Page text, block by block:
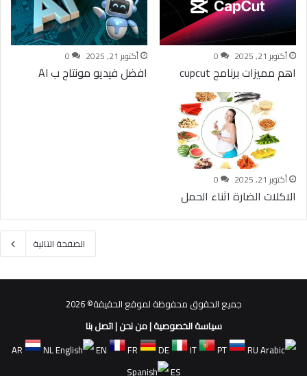
أكتوبر 21, 2025 0
اهم مميزات برنامج cupcut
أكتوبر 21, 2025 0
افضل فيديو مونتاج ب AI
أكتوبر 21, 2025 0
الاكلات الضارة اثناء الحمل
الصفحة التالية
جميع الحقوق محفوظة لموقع الحقيقة© 2026
سياسة الخصوصية|من نحن|اتصل بنا
AR
NL EN FR DE IT PT
RU
ES